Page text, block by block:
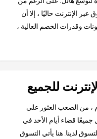
الإنترنت حاليًا ، إلا أن
وقدرات الخصم العالية ،
للجميع
، من الصعب العثور على
قضاء أيام الأحد في
لدينا. هنا يأتي التسوق